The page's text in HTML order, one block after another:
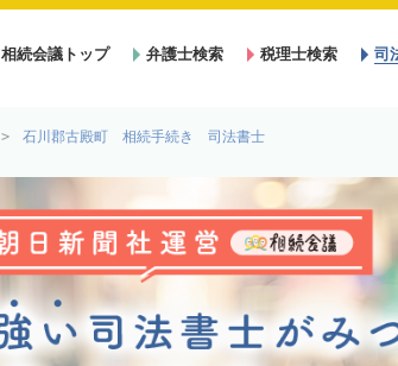
相続会議トップ 弁護士検索 税理士検索 司
石川郡古殿町 相続手続き 司法書士